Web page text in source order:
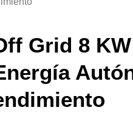
Grid 8